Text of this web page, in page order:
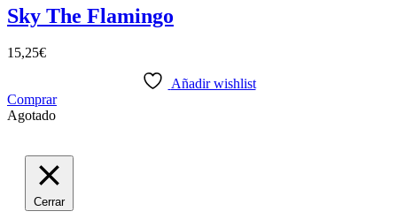
Sky The Flamingo
15,25€
Añadir wishlist
Comprar
Agotado
Cerrar